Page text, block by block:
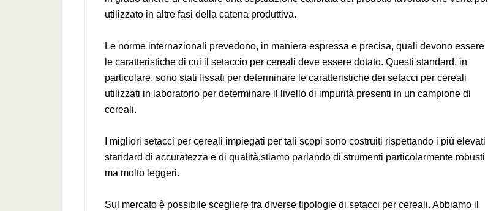
utilizzato in altre fasi della catena produttiva.
Le norme internazionali prevedono, in maniera espressa e precisa, quali devono essere
le caratteristiche di cui il setaccio per cereali deve essere dotato. Questi standard, in
particolare, sono stati fissati per determinare le caratteristiche dei setacci per cereali
utilizzati in laboratorio per determinare il livello di impurità presenti in un campione di
cereali.
I migliori setacci per cereali impiegati per tali scopi sono costruiti rispettando i più elevati
standard di accuratezza e di qualità,stiamo parlando di strumenti particolarmente robusti
ma molto leggeri.
Sul mercato è possibile scegliere tra diverse tipologie di setacci per cereali. Abbiamo il